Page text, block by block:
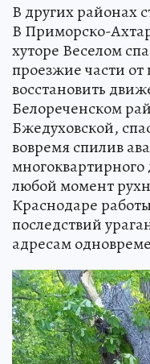
В других районах
В Приморско-
хуторе Веселом
проезжие части от
восстановить
Белореченском
Бжедуховской,
вовремя спилив
многоквартирного
любой момент
Краснодаре
последствий
адресам